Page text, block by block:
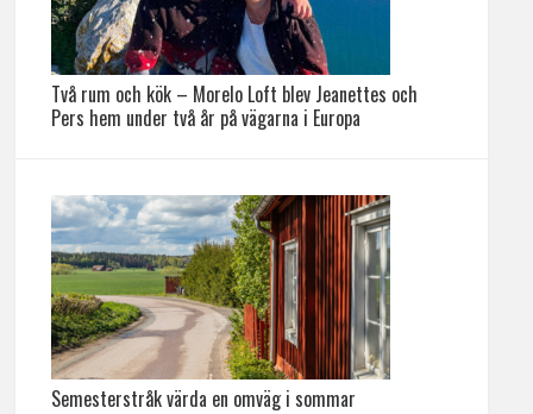
Två rum och kök – Morelo Loft blev Jeanettes och
Pers hem under två år på vägarna i Europa
Semesterstråk värda en omväg i sommar